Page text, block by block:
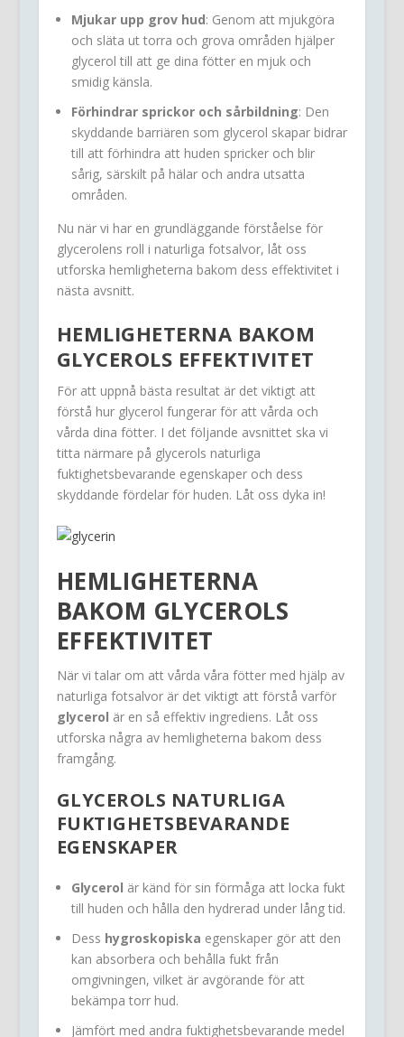
Mjukar upp grov hud: Genom att mjukgöra
och släta ut torra och grova områden hjälper
glycerol till att ge dina fötter en mjuk och
smidig känsla.
Förhindrar sprickor och sårbildning: Den
skyddande barriären som glycerol skapar bidrar
till att förhindra att huden spricker och blir
sårig, särskilt på hälar och andra utsatta
områden.
Nu när vi har en grundläggande förståelse för
glycerolens roll i naturliga fotsalvor, låt oss
utforska hemligheterna bakom dess effektivitet i
nästa avsnitt.
HEMLIGHETERNA BAKOM
GLYCEROLS EFFEKTIVITET
För att uppnå bästa resultat är det viktigt att
förstå hur glycerol fungerar för att vårda och
vårda dina fötter. I det följande avsnittet ska vi
titta närmare på glycerols naturliga
fuktighetsbevarande egenskaper och dess
skyddande fördelar för huden. Låt oss dyka in!
HEMLIGHETERNA
BAKOM GLYCEROLS
EFFEKTIVITET
När vi talar om att vårda våra fötter med hjälp av
naturliga fotsalvor är det viktigt att förstå varför
glycerol är en så effektiv ingrediens. Låt oss
utforska några av hemligheterna bakom dess
framgång.
GLYCEROLS NATURLIGA
FUKTIGHETSBEVARANDE
EGENSKAPER
Glycerol är känd för sin förmåga att locka fukt
till huden och hålla den hydrerad under lång tid.
Dess hygroskopiska egenskaper gör att den
kan absorbera och behålla fukt från
omgivningen, vilket är avgörande för att
bekämpa torr hud.
Jämfört med andra fuktighetsbevarande medel